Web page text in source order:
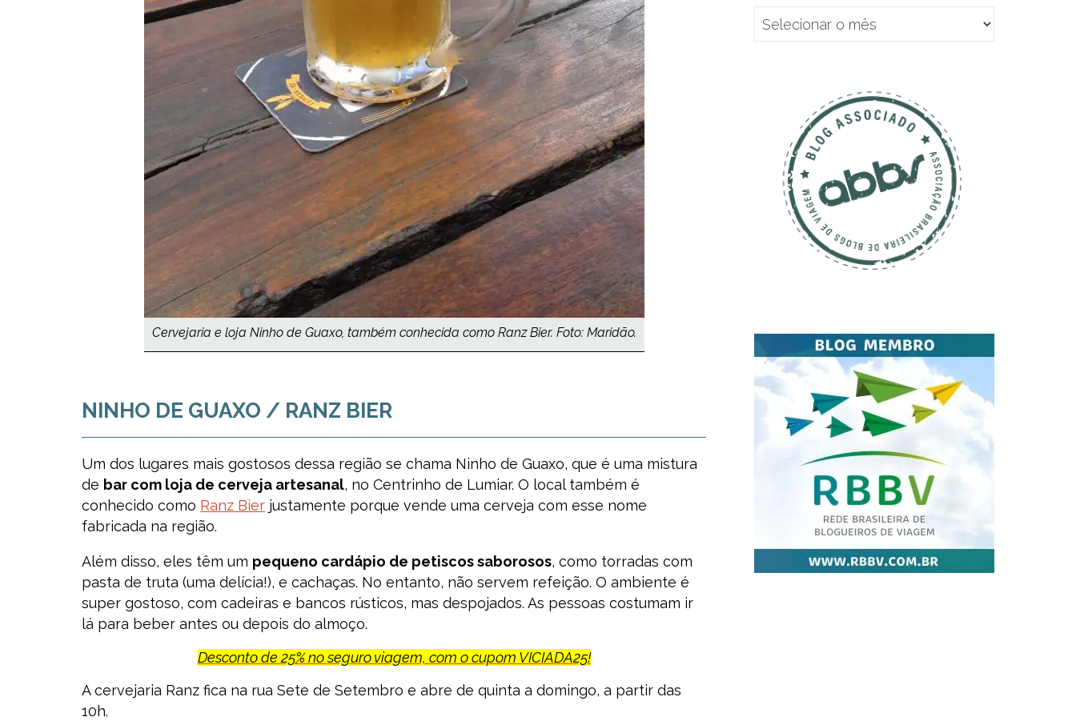
Cervejaria e loja Ninho de Guaxo, também conhecida como Ranz Bier. Foto: Maridão.
NINHO DE GUAXO / RANZ BIER
Um dos lugares mais gostosos dessa região se chama Ninho de Guaxo, que é uma mistura
de bar com loja de cerveja artesanal, no Centrinho de Lumiar. O local também é
conhecido como Ranz Bier justamente porque vende uma cerveja com esse nome
fabricada na região.
Além disso, eles têm um pequeno cardápio de petiscos saborosos, como torradas com
pasta de truta (uma delícia!), e cachaças. No entanto, não servem refeição. O ambiente é
super gostoso, com cadeiras e bancos rústicos, mas despojados. As pessoas costumam ir
lá para beber antes ou depois do almoço.
Desconto de 25% no seguro viagem, com o cupom VICIADA25!
A cervejaria Ranz fica na rua Sete de Setembro e abre de quinta a domingo, a partir das
10h.